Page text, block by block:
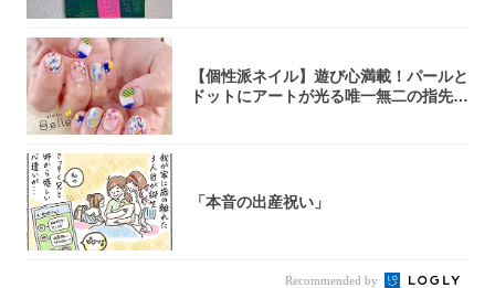
【個性派ネイル】遊び心満載！パールと
ドットにアートが光る唯一無二の指先が
「本音の出産祝い」
Recommended by